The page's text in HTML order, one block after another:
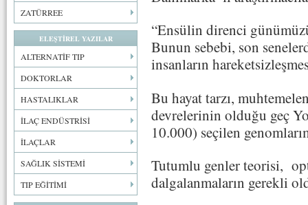
ZATÜRREE
ELEŞTİREL YAZILAR
ALTERNATİF TIP
DOKTORLAR
HASTALIKLAR
İLAÇ ENDÜSTRİSİ
İLAÇLAR
SAĞLIK SİSTEMİ
TIP EĞİTİMİ
“Ensülin direnci
Bunun sebebi, son
insanların
Bu hayat tarzı,
devrelerinin olduğu geç
10.000) seçilen
Tutumlu genler teorisi,
dalgalanmaların gerekli